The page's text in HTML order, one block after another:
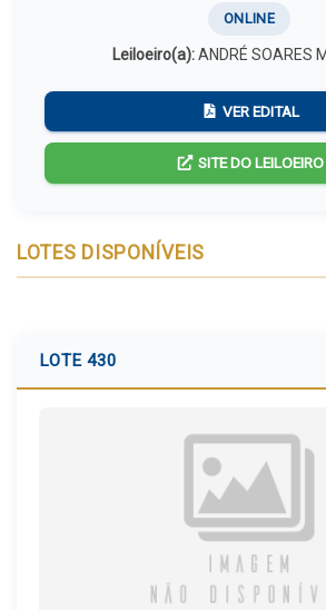
ONLINE
Leiloeiro(a):ANDRÉ SOARES
VER EDITAL
SITE DO LEILOEIRO
LOTES DISPONÍVEIS
LOTE 430